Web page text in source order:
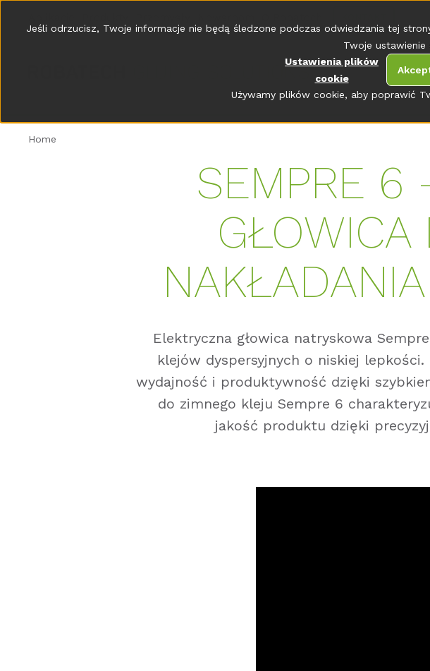
Używamy plików cookie, aby poprawić
Jeśli odrzucisz, Twoje informacje nie będą śledzone podczas odwiedzania tej
Twoje
Ustawienia plików
cookie
Home
SEMPRE 6
GŁOWICA
Elektryczna głowica natryskowa
klejów dyspersyjnych o niskiej lepkości.
wydajność i produktywność dzięki
do zimnego kleju Sempre 6
jakość produktu dzięki